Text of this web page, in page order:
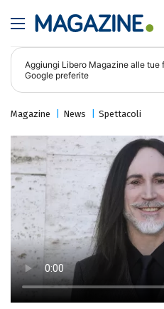
Aggiungi Libero Magazine alle tue
Google preferite
Magazine News Spettacoli